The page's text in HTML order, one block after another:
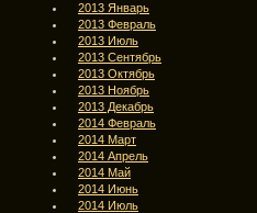
2013 Январь
2013 Февраль
2013 Июль
2013 Сентябрь
2013 Октябрь
2013 Ноябрь
2013 Декабрь
2014 Февраль
2014 Март
2014 Апрель
2014 Май
2014 Июнь
2014 Июль